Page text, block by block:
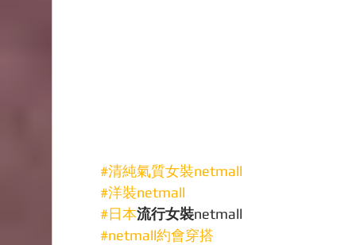
#清純氣質女裝netmall
#洋裝netmall
#日本流行女裝netmall
#netmall約會穿搭